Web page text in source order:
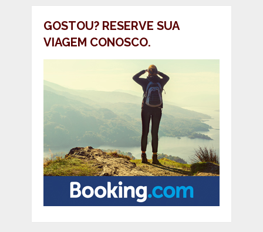
GOSTOU? RESERVE SUA
VIAGEM CONOSCO.